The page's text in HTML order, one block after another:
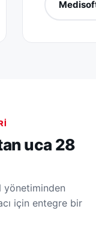
uca 28
yönetiminden
için entegre bir